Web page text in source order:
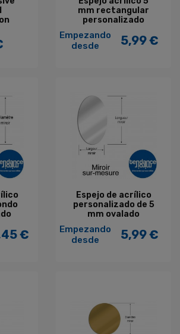
mm rectangular
personalizado
Empezando
desde
Precio
5,99 €
€
Espejo de acrílico
personalizado de 5
mm ovalado
Empezando
desde
Precio
5,99 €